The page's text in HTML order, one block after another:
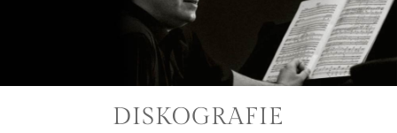
DISKOGRAFIE